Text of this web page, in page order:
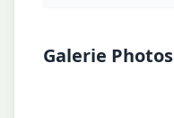
Galerie Photos